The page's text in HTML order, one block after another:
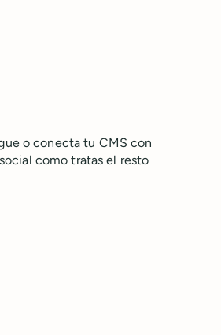
o conecta tu CMS con
como tratas el resto